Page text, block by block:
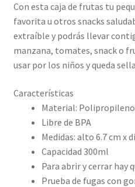
Con esta caja de frutas tu
favorita u otros snacks
extraíble y podrás llevar
manzana, tomates, snack o
usar por los niños y queda
Características
Material: Polipropileno
Libre de BPA
Medidas: alto 6.7 cm x
Capacidad 300ml
Para abrir y cerrar hay
Prueba de fugas con